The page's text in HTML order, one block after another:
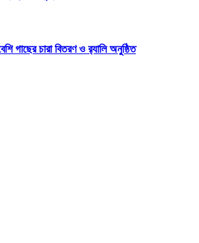
গাছের চারা বিতরণ ও র‍্যালি অনুষ্ঠিত